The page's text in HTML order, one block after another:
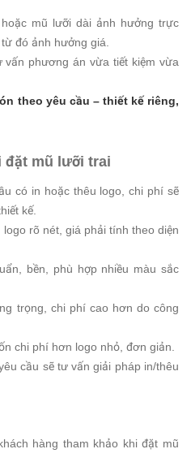
mũ lưỡi dài ảnh hưởng trực
đó ảnh hưởng giá.
vấn phương án vừa tiết kiệm vừa
theo yêu cầu – thiết kế riêng,
đặt mũ lưỡi trai
có in hoặc thêu logo, chi phí sẽ
kế.
rõ nét, giá phải tính theo diện
bền, phù hợp nhiều màu sắc
trọng, chi phí cao hơn do công
chi phí hơn logo nhỏ, đơn giản.
cầu sẽ tư vấn giải pháp in/thêu
hàng tham khảo khi đặt mũ